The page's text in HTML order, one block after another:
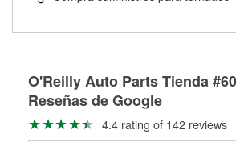
partes de reemplazo correctas para tu
O'Reilly Auto Parts Tienda
Reseñas de Google
4.4 rating of 142 reviews